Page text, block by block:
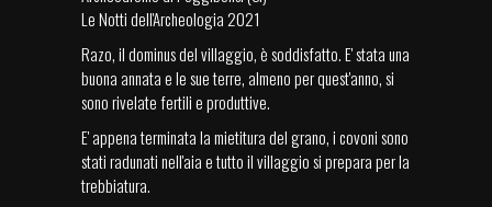
Le Notti dell'Archeologia 2021
Razo, il dominus del villaggio, è soddisfatto. E' stata una
buona annata e le sue terre, almeno per quest'anno, si
sono rivelate fertili e produttive.
E' appena terminata la mietitura del grano, i covoni sono
stati radunati nell'aia e tutto il villaggio si prepara per la
trebbiatura.